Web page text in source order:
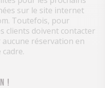
sur le site internet
Toutefois, pour
clients doivent contacter
réservation en
!